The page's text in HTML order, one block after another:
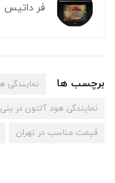
فر داتیس
برچسب ها نمایندگی
نمایندگی هود آلتون در
قیمت مناسب در تهران